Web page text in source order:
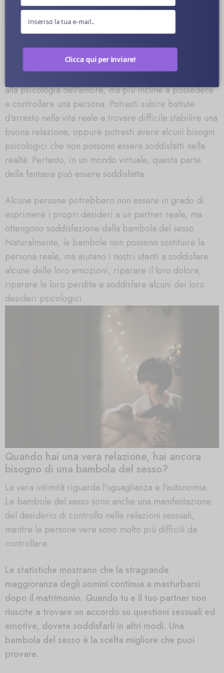
Perché abbiamo bisogno di una bambola del
sesso?
In realtà, le bambole del sesso sono un sostituto e un
completamento della vita reale.È abbastanza simile
alla psicologia dell'amore, ma più incline a possedere
e controllare una persona. Potresti subire battute
d'arresto nella vita reale e trovare difficile stabilire una
buona relazione, oppure potresti avere alcuni bisogni
psicologici che non possono essere soddisfatti nella
realtà. Pertanto, in un mondo virtuale, questa parte
della fantasia può essere soddisfatta.
Alcune persone potrebbero non essere in grado di
esprimere i propri desideri a un partner reale, ma
ottengono soddisfazione dalla bambola del sesso.
Naturalmente, le bambole non possono sostituire la
persona reale, ma aiutano i nostri utenti a soddisfare
alcune delle loro emozioni, riparare il loro dolore,
riparare le loro perdite e soddisfare alcuni dei loro
desideri psicologici.
Quando hai una vera relazione, hai ancora
bisogno di una bambola del sesso?
La vera intimità riguarda l'uguaglianza e l'autonomia.
Le bambole del sesso sono anche una manifestazione
del desiderio di controllo nelle relazioni sessuali,
mentre le persone vere sono molto più difficili da
controllare.
Le statistiche mostrano che la stragrande
maggioranza degli uomini continua a masturbarsi
dopo il matrimonio. Quando tu e il tuo partner non
riuscite a trovare un accordo su questioni sessuali ed
emotive, dovete soddisfarli in altri modi. Una
bambola del sesso è la scelta migliore che puoi
provare.
Clicca qui per inviare!